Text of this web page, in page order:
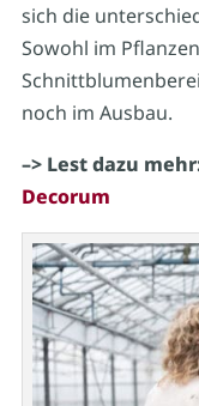
sich die
Sowohl im
noch im Ausbau.
–> Lest dazu
Decorum